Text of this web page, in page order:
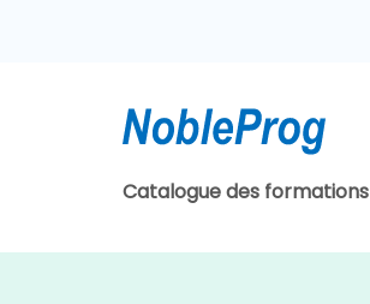
Catalogue des formations